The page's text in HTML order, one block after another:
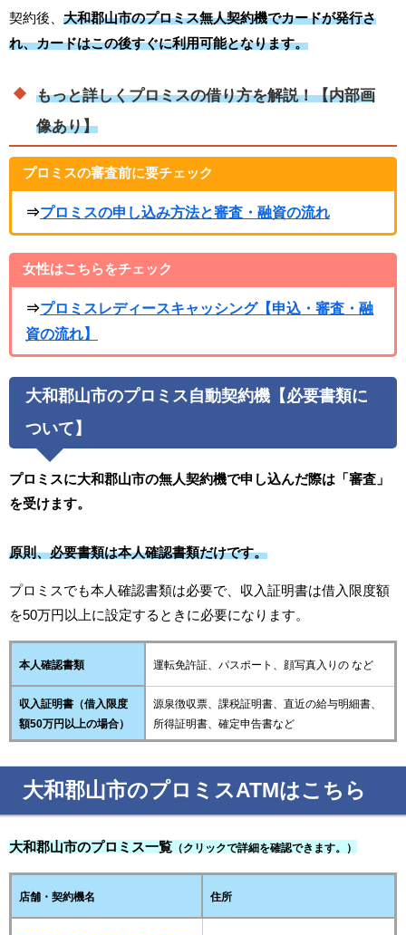
契約後、 大和郡山市のプロミス無人契約機でカードが発行さ
れ、カードはこの後すぐに利用可能となります。
もっと詳しくプロミスの借り方を解説！【内部画
像あり】
プロミスの審査前に要チェック
⇒プロミスの申し込み方法と審査・融資の流れ
女性はこちらをチェック
⇒プロミスレディースキャッシング【申込・審査・融
資の流れ】
大和郡山市のプロミス自動契約機【必要書類に
ついて】
プロミスに大和郡山市の無人契約機で申し込んだ際は「審査」
を受けます。
原則、必要書類は本人確認書類だけです。
プロミスでも本人確認書類は必要で、収入証明書は借入限度額
を50万円以上に設定するときに必要になります。
本人確認書類 運転免許証、パスポート、顔写真入りの など
収入証明書（借入限度
額50万円以上の場合）
源泉徴収票、課税証明書、直近の給与明細書、
所得証明書、確定申告書など
大和郡山市のプロミスATMはこちら
大和郡山市のプロミス一覧 （クリックで詳細を確認できます。）
店舗・契約機名 住所